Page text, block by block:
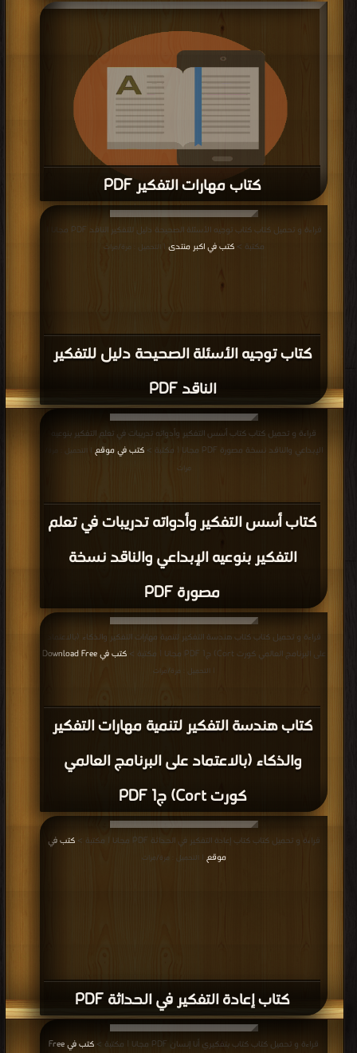
قراءة و تحميل كتاب كتاب مهارات التفكير كورت التفكير رسك التفكير كورت ماذا لو؟
أحلام علمية حل المشكلات التفكير الإبداعي تريز PDF مجانا | مكتبة >
منتدى
كتاب مهارات التفكير PDF
قراءة و تحميل كتاب كتاب مهارات التفكير PDF مجانا | مكتبة > كتب في اكبر منتدى|
التحميل : مرة/مرات
كتاب توجيه الأسئلة الصحيحة دليل للتفكير
الناقد PDF
قراءة و تحميل كتاب كتاب توجيه الأسئلة الصحيحة دليل للتفكير الناقد PDF مجانا |
مكتبة >كتب في اكبر منتدى | التحميل : مرة/مرات
كتاب أسس التفكير وأدواته تدريبات في تعلم
التفكير بنوعيه الإبداعي والناقد نسخة
مصورة PDF
قراءة و تحميل كتاب كتاب أسس التفكير وأدواته تدريبات في تعلم التفكير بنوعيه
الإبداعي والناقد نسخة مصورة PDF مجانا | مكتبة >
كتب في موقع | التحميل : مرة/
مرات
كتاب هندسة التفكير لتنمية مهارات التفكير
والذكاء (بالاعتماد على البرنامج العالمي
كورت Cort) ج1 PDF
قراءة و تحميل كتاب كتاب هندسة التفكير لتنمية مهارات التفكير والذكاء (بالاعتماد
على البرنامج العالمي كورت Cort) ج1 PDF مجانا | مكتبة >
كتب في Download Free
| التحميل : مرة/مرات
كتاب إعادة التفكير في الحداثة PDF
قراءة و تحميل كتاب كتاب إعادة التفكير في الحداثة PDF مجانا | مكتبة >
كتب في
موقع
| التحميل : مرة/مرات
قراءة و تحميل كتاب كتاب بتفكيري أنا إنسان PDF مجانا | مكتبة >
كتب في Free